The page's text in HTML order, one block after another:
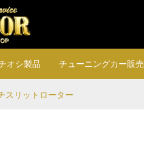
オシ製品 チューニングカー販売
スリットローター